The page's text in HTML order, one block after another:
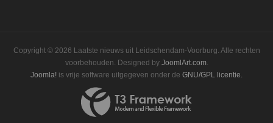
Copyright © 2026 Laatste nieuws uit Leidschendam-Voorburg. Alle rechten
voorbehouden. Designed by JoomlArt.com.
Joomla! is vrije software uitgegeven onder de GNU/GPL licentie.